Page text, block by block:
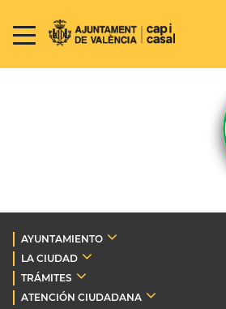
AYUNTAMIENTO
LA CIUDAD
TRÁMITES
ATENCIÓN CIUDADANA